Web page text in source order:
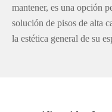
mantener, es una opción
solución de pisos de alta
la estética general de su